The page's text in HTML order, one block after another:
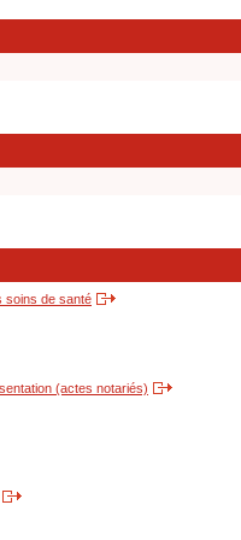
soins de santé
(actes notariés)